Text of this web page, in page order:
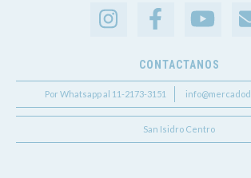
CONTACTANOS
Por Whatsapp al 11-2173-3151
San Isidro Centro